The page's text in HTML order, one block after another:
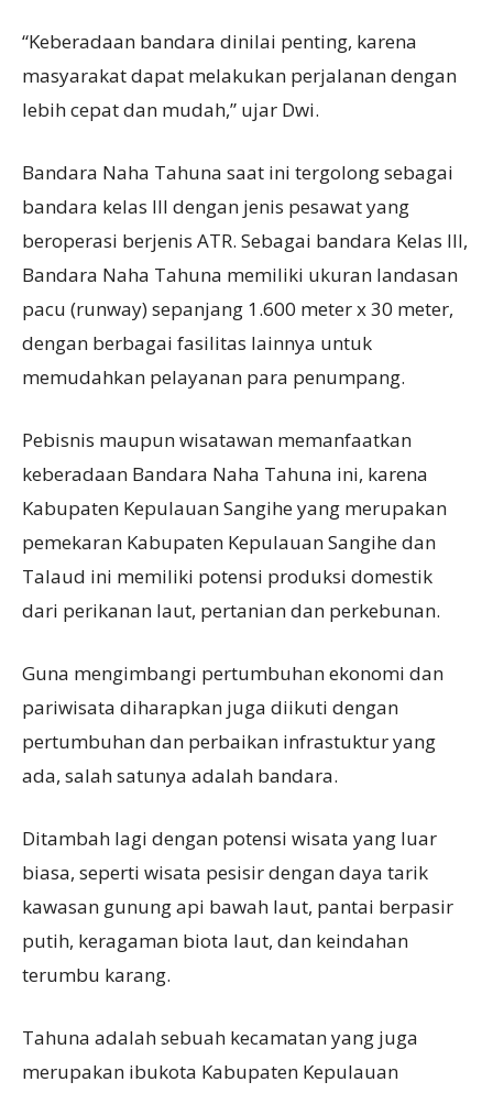
“Keberadaan bandara dinilai penting, karena
masyarakat dapat melakukan perjalanan dengan
lebih cepat dan mudah,” ujar Dwi.
Bandara Naha Tahuna saat ini tergolong sebagai
bandara kelas III dengan jenis pesawat yang
beroperasi berjenis ATR. Sebagai bandara Kelas III,
Bandara Naha Tahuna memiliki ukuran landasan
pacu (runway) sepanjang 1.600 meter x 30 meter,
dengan berbagai fasilitas lainnya untuk
memudahkan pelayanan para penumpang.
Pebisnis maupun wisatawan memanfaatkan
keberadaan Bandara Naha Tahuna ini, karena
Kabupaten Kepulauan Sangihe yang merupakan
pemekaran Kabupaten Kepulauan Sangihe dan
Talaud ini memiliki potensi produksi domestik
dari perikanan laut, pertanian dan perkebunan.
Guna mengimbangi pertumbuhan ekonomi dan
pariwisata diharapkan juga diikuti dengan
pertumbuhan dan perbaikan infrastuktur yang
ada, salah satunya adalah bandara.
Ditambah lagi dengan potensi wisata yang luar
biasa, seperti wisata pesisir dengan daya tarik
kawasan gunung api bawah laut, pantai berpasir
putih, keragaman biota laut, dan keindahan
terumbu karang.
Tahuna adalah sebuah kecamatan yang juga
merupakan ibukota Kabupaten Kepulauan